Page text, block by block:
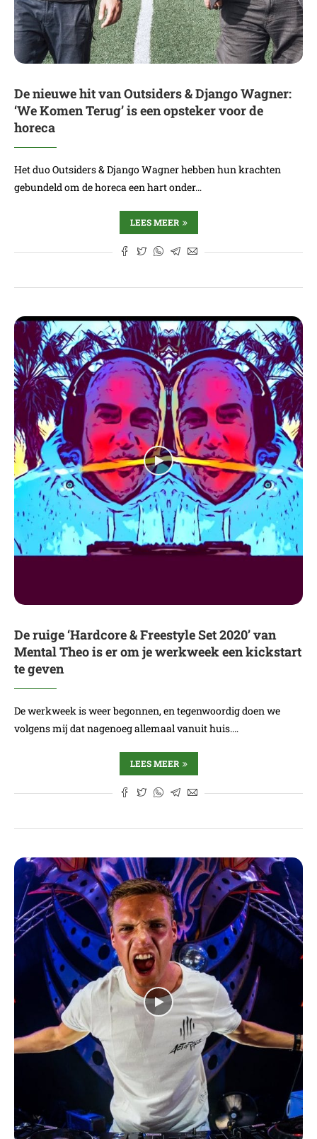
De nieuwe hit van Outsiders & Django Wagner:
‘We Komen Terug’ is een opsteker voor de
horeca
Het duo Outsiders & Django Wagner hebben hun krachten
gebundeld om de horeca een hart onder…
LEES MEER
De ruige ‘Hardcore & Freestyle Set 2020’ van
Mental Theo is er om je werkweek een kickstart
te geven
De werkweek is weer begonnen, en tegenwoordig doen we
volgens mij dat nagenoeg allemaal vanuit huis.…
LEES MEER